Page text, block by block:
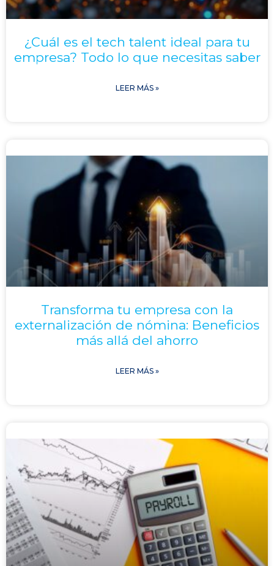
¿Cuál es el tech talent ideal para tu
empresa? Todo lo que necesitas saber
LEER MÁS »
Transforma tu empresa con la
externalización de nómina: Beneficios
más allá del ahorro
LEER MÁS »